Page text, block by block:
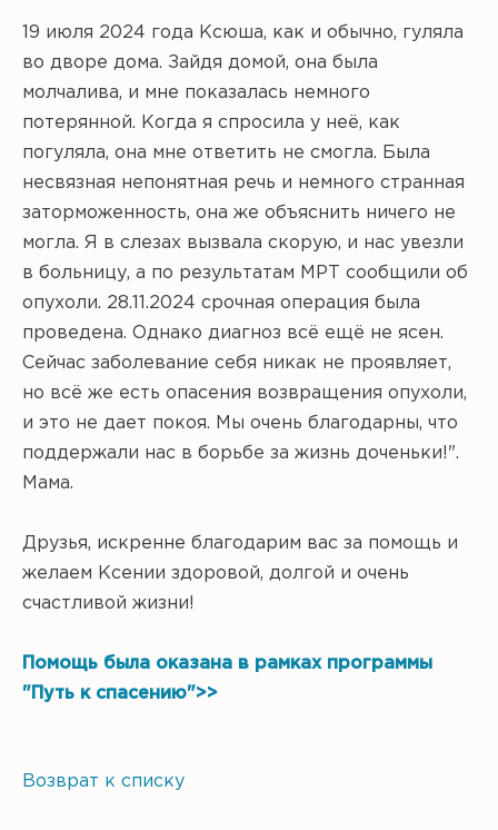
19 июля 2024 года Ксюша, как и обычно, гуляла
во дворе дома. Зайдя домой, она была
молчалива, и мне показалась немного
потерянной. Когда я спросила у неё, как
погуляла, она мне ответить не смогла. Была
несвязная непонятная речь и немного странная
заторможенность, она же объяснить ничего не
могла. Я в слезах вызвала скорую, и нас увезли
в больницу, а по результатам МРТ сообщили об
опухоли. 28.11.2024 срочная операция была
проведена. Однако диагноз всё ещё не ясен.
Сейчас заболевание себя никак не проявляет,
но всё же есть опасения возвращения опухоли,
и это не дает покоя. Мы очень благодарны, что
поддержали нас в борьбе за жизнь доченьки!".
Мама.
Друзья, искренне благодарим вас за помощь и
желаем Ксении здоровой, долгой и очень
счастливой жизни!
Помощь была оказана в рамках программы
"Путь к спасению">>
Возврат к списку